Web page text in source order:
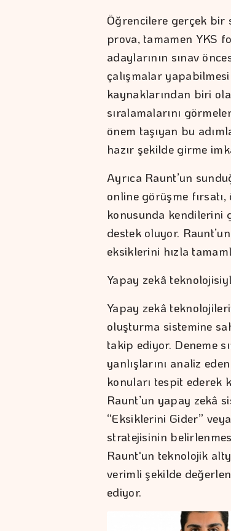
Öğrencilere gerçek bir
prova, tamamen YKS
adaylarının sınav
çalışmalar
kaynaklarından biri
sıralamalarını
önem taşıyan bu
hazır şekilde girme
Ayrıca Raunt’un
online görüşme
konusunda kendilerini
destek oluyor.
eksiklerini hızla
Yapay zekâ
Yapay zekâ
oluşturma sistemine
takip ediyor. Deneme
yanlışlarını analiz
konuları tespit ederek
Raunt’un yapay zekâ
“Eksiklerini Gider”
stratejisinin
Raunt'un teknolojik
verimli şekilde
ediyor.